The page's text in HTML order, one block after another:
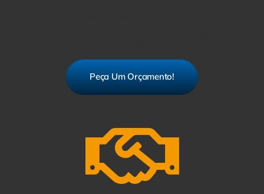
Peça Um Orçamento!